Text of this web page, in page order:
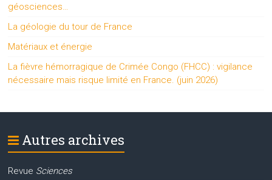
géosciences…
La géologie du tour de France
Matériaux et énergie
La fièvre hémorragique de Crimée Congo (FHCC) : vigilance
nécessaire mais risque limité en France. (juin 2026)
Autres archives
Revue Sciences